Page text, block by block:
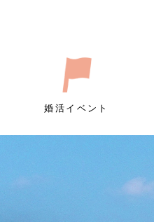
婚活イベント